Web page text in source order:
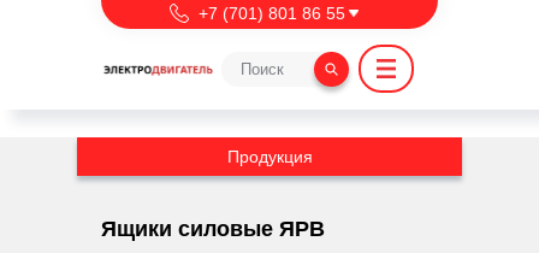
Перейти к основному содержанию
export NVM_DIR=~/.nvm+7 (701) 801 86 55
Продукция
Ящики силовые ЯРВ